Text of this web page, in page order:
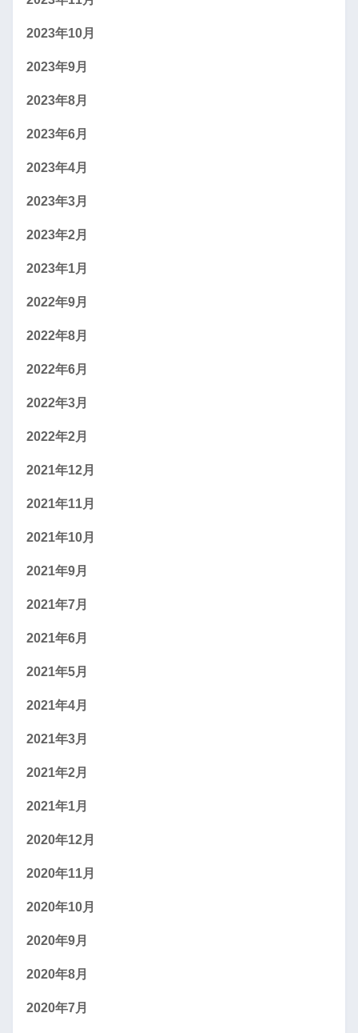
2023年10月
2023年9月
2023年8月
2023年6月
2023年4月
2023年3月
2023年2月
2023年1月
2022年9月
2022年8月
2022年6月
2022年3月
2022年2月
2021年12月
2021年11月
2021年10月
2021年9月
2021年7月
2021年6月
2021年5月
2021年4月
2021年3月
2021年2月
2021年1月
2020年12月
2020年11月
2020年10月
2020年9月
2020年8月
2020年7月